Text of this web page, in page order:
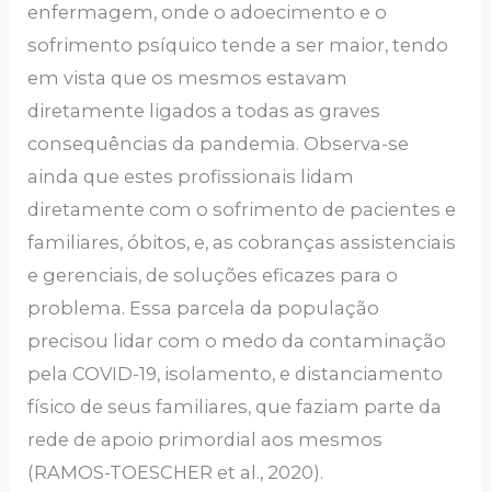
enfermagem, onde o adoecimento e o
sofrimento psíquico tende a ser maior, tendo
em vista que os mesmos estavam
diretamente ligados a todas as graves
consequências da pandemia. Observa-se
ainda que estes profissionais lidam
diretamente com o sofrimento de pacientes e
familiares, óbitos, e, as cobranças assistenciais
e gerenciais, de soluções eficazes para o
problema. Essa parcela da população
precisou lidar com o medo da contaminação
pela COVID-19, isolamento, e distanciamento
físico de seus familiares, que faziam parte da
rede de apoio primordial aos mesmos
(RAMOS-TOESCHER et al., 2020).